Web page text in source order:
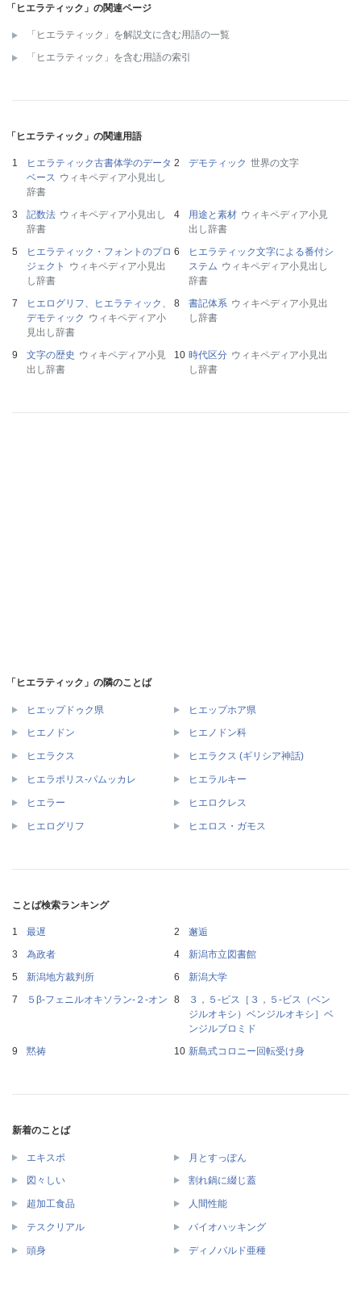
「ヒエラティック」の関連ページ
「ヒエラティック」を解説文に含む用語の一覧
「ヒエラティック」を含む用語の索引
「ヒエラティック」の関連用語
ヒエラティック古書体学のデータ
ベース ウィキペディア小見出し
辞書
デモティック 世界の文字
記数法 ウィキペディア小見出し
辞書
用途と素材 ウィキペディア小見
出し辞書
ヒエラティック・フォントのプロ
ジェクト
ウィキペディア小見出
し辞書
ヒエラティック文字による番付シ
ステム ウィキペディア小見出し
辞書
ヒエログリフ、ヒエラティック、
デモティック ウィキペディア小
見出し辞書
書記体系 ウィキペディア小見出
し辞書
文字の歴史 ウィキペディア小見
出し辞書
時代区分 ウィキペディア小見出
し辞書
「ヒエラティック」の隣のことば
ヒエップドゥク県 ヒエップホア県
ヒエノドン ヒエノドン科
ヒエラクス ヒエラクス (ギリシア神話)
ヒエラポリス-パムッカレ ヒエラルキー
ヒエラー ヒエロクレス
ヒエログリフ ヒエロス・ガモス
ことば検索ランキング
最遅
邂逅
為政者
新潟市立図書館
新潟地方裁判所
新潟大学
５β‐フェニルオキソラン‐２‐オン
３，５‐ビス［３，５‐ビス（ベン
ジルオキシ）ベンジルオキシ］ベ
ンジルブロミド
黙祷
新島式コロニー回転受け身
新着のことば
エキスポ 月とすっぽん
図々しい 割れ鍋に綴じ蓋
超加工食品 人間性能
テスクリアル バイオハッキング
頭身 ディノバルド亜種